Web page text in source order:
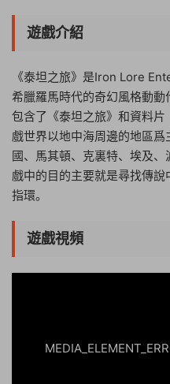
遊戲介紹
《泰坦之旅》是Iron Lore
希臘羅馬時代的奇幻風格動
包含了《泰坦之旅》和資料
戲世界以地中海周邊的地區
國、馬其頓、克裏特、埃及
戲中的目的主要就是尋找傳說
指環。
遊戲視頻